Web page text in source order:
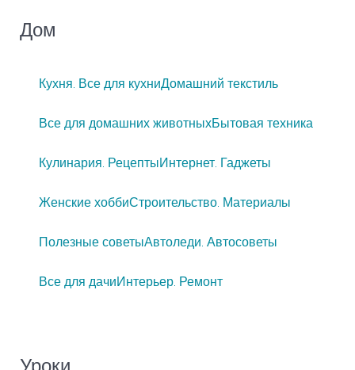
Дом
Кухня. Все для кухниДомашний текстиль
Все для домашних животныхБытовая техника
Кулинария. РецептыИнтернет. Гаджеты
Женские хоббиСтроительство. Материалы
Полезные советыАвтоледи. Автосоветы
Все для дачиИнтерьер. Ремонт